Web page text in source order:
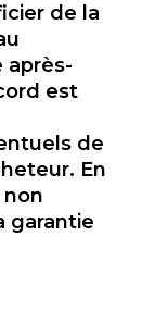
de la
après-
est
de
En
garantie